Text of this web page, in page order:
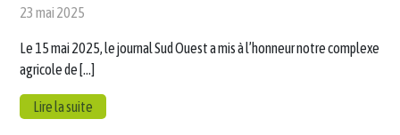
23 mai 2025
Le 15 mai 2025, le journal Sud Ouest a mis à l’honneur notre complexe
agricole de […]
Lire la suite